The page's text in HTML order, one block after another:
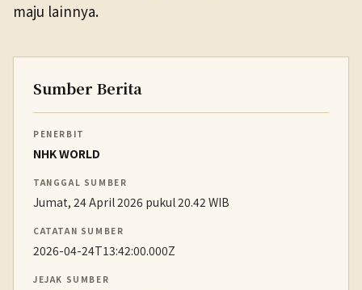
maju lainnya.
Sumber Berita
PENERBIT
NHK WORLD
TANGGAL SUMBER
Jumat, 24 April 2026 pukul 20.42 WIB
CATATAN SUMBER
2026-04-24T13:42:00.000Z
JEJAK SUMBER